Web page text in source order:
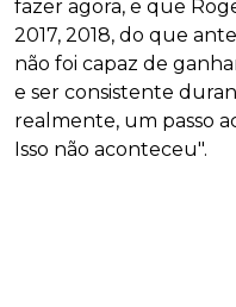
fazer agora, e que
2017, 2018, do que
não foi capaz de
e ser consistente
realmente, um passo
Isso não aconteceu".